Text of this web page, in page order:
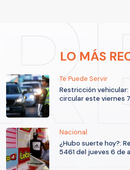
LO MÁS
Te Puede Servir
Restricción
circular este viernes
Nacional
¿Hubo suerte hoy?:
5461 del jueves 6 de